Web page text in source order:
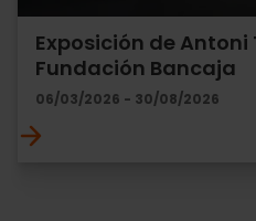
Exposición de Antoni
Fundación Bancaja
06/03/2026 - 30/08/2026